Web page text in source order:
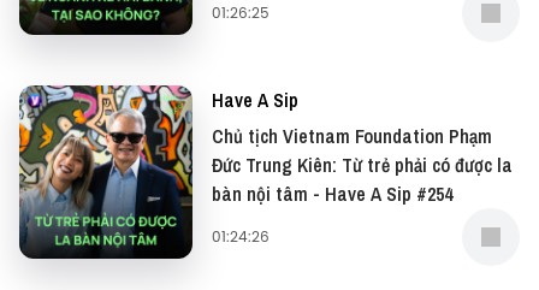
Cảm ơn Ensure Gold đã đồng hành cùng Have a Sip
với thông điệp: Giữa bao thăng trầm, cha mẹ chính
về phía trước.
#HaveASip #Vietcetera #Vietcetera_Podcast
#HAS207 #EnsureGold #ConNhauConTet
#TraoQuaSucKhoeVang #NamSangTranHyVong
01:26:25
Have A Sip
Chủ tịch Vietnam Foundation Phạm
Đức Trung Kiên: Từ trẻ phải có được la
bàn nội tâm - Have A Sip #254
01:24:26